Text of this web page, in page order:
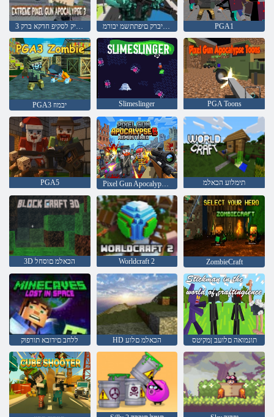
3 ינוציק לסקיפ חדקא ברק לסקיפ יברק םיפתתשמ יבורמ PGA1
PGA3 יבמוז Slimeslinger PGA Toons
PGA5 Pixel Gun Apocalypse 6 שדוחמ תימלוע הכאלמ
3D הכאלמ םוסחל Worldcraft 2 ZombieCraft
ללחב םידובא תורפוק HD הכאלמ םלוע תונמואה םלועב ןמקיטס